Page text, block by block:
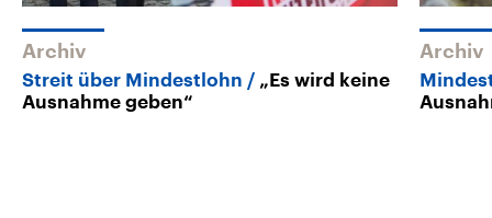
Archiv
Streit über Mindestlohn
„Es wird keine
Ausnahme geben“
Archiv